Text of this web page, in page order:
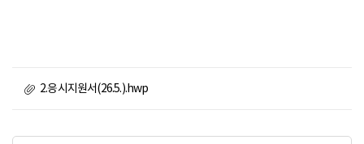
2.응시지원서(26.5.).hwp